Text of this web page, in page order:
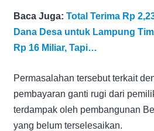
Baca Juga: Total Terima Rp
Dana Desa untuk Lampung
Rp 16 Miliar, Tapi…
Permasalahan tersebut terkait
pembayaran ganti rugi dari
terdampak oleh pembangunan
yang belum terselesaikan.